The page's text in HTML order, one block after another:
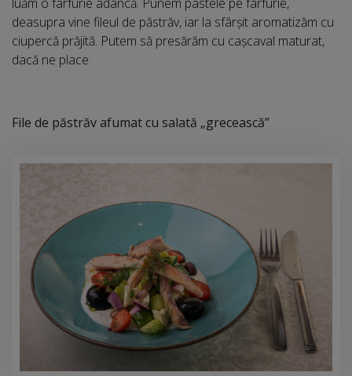
luăm o farfurie adâncă. Punem pastele pe farfurie,
deasupra vine fileul de păstrăv, iar la sfârșit aromatizăm cu
ciupercă prăjită. Putem să presărăm cu cașcaval maturat,
dacă ne place.
File de păstrăv afumat cu salată „grecească”